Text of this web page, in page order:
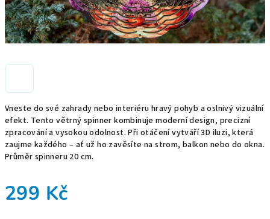
Vneste do své zahrady nebo interiéru hravý pohyb a oslnivý vizuální
efekt. Tento větrný spinner kombinuje moderní design, precizní
zpracování a vysokou odolnost. Při otáčení vytváří 3D iluzi, která
zaujme každého – ať už ho zavěsíte na strom, balkon nebo do okna.
Průměr spinneru 20 cm.
299 Kč